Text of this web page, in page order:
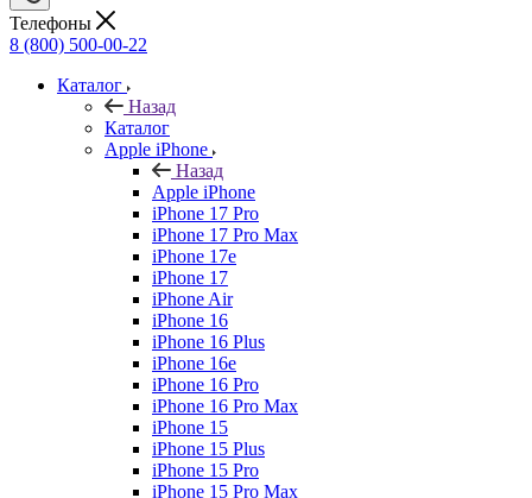
Телефоны
8 (800) 500-00-22
Каталог
Назад
Каталог
Apple iPhone
Назад
Apple iPhone
iPhone 17 Pro
iPhone 17 Pro Max
iPhone 17e
iPhone 17
iPhone Air
iPhone 16
iPhone 16 Plus
iPhone 16e
iPhone 16 Pro
iPhone 16 Pro Max
iPhone 15
iPhone 15 Plus
iPhone 15 Pro
iPhone 15 Pro Max